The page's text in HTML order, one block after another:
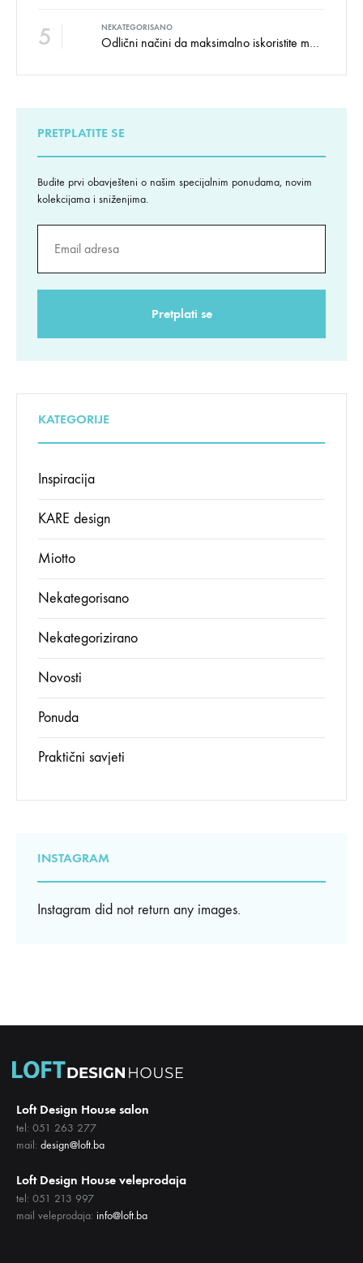
5 NEKATEGORISANO
Odlični načini da maksimalno iskoristite male prostore
PRETPLATITE SE
Budite prvi obavješteni o našim specijalnim ponudama, novim
kolekcijama i sniženjima.
KATEGORIJE
Inspiracija
KARE design
Miotto
Nekategorisano
Nekategorizirano
Novosti
Ponuda
Praktični savjeti
INSTAGRAM
Instagram did not return any images.
Loft Design House salon
tel: 051 263 277
mail: design@loft.ba
Loft Design House veleprodaja
tel: 051 213 997
mail veleprodaja: info@loft.ba